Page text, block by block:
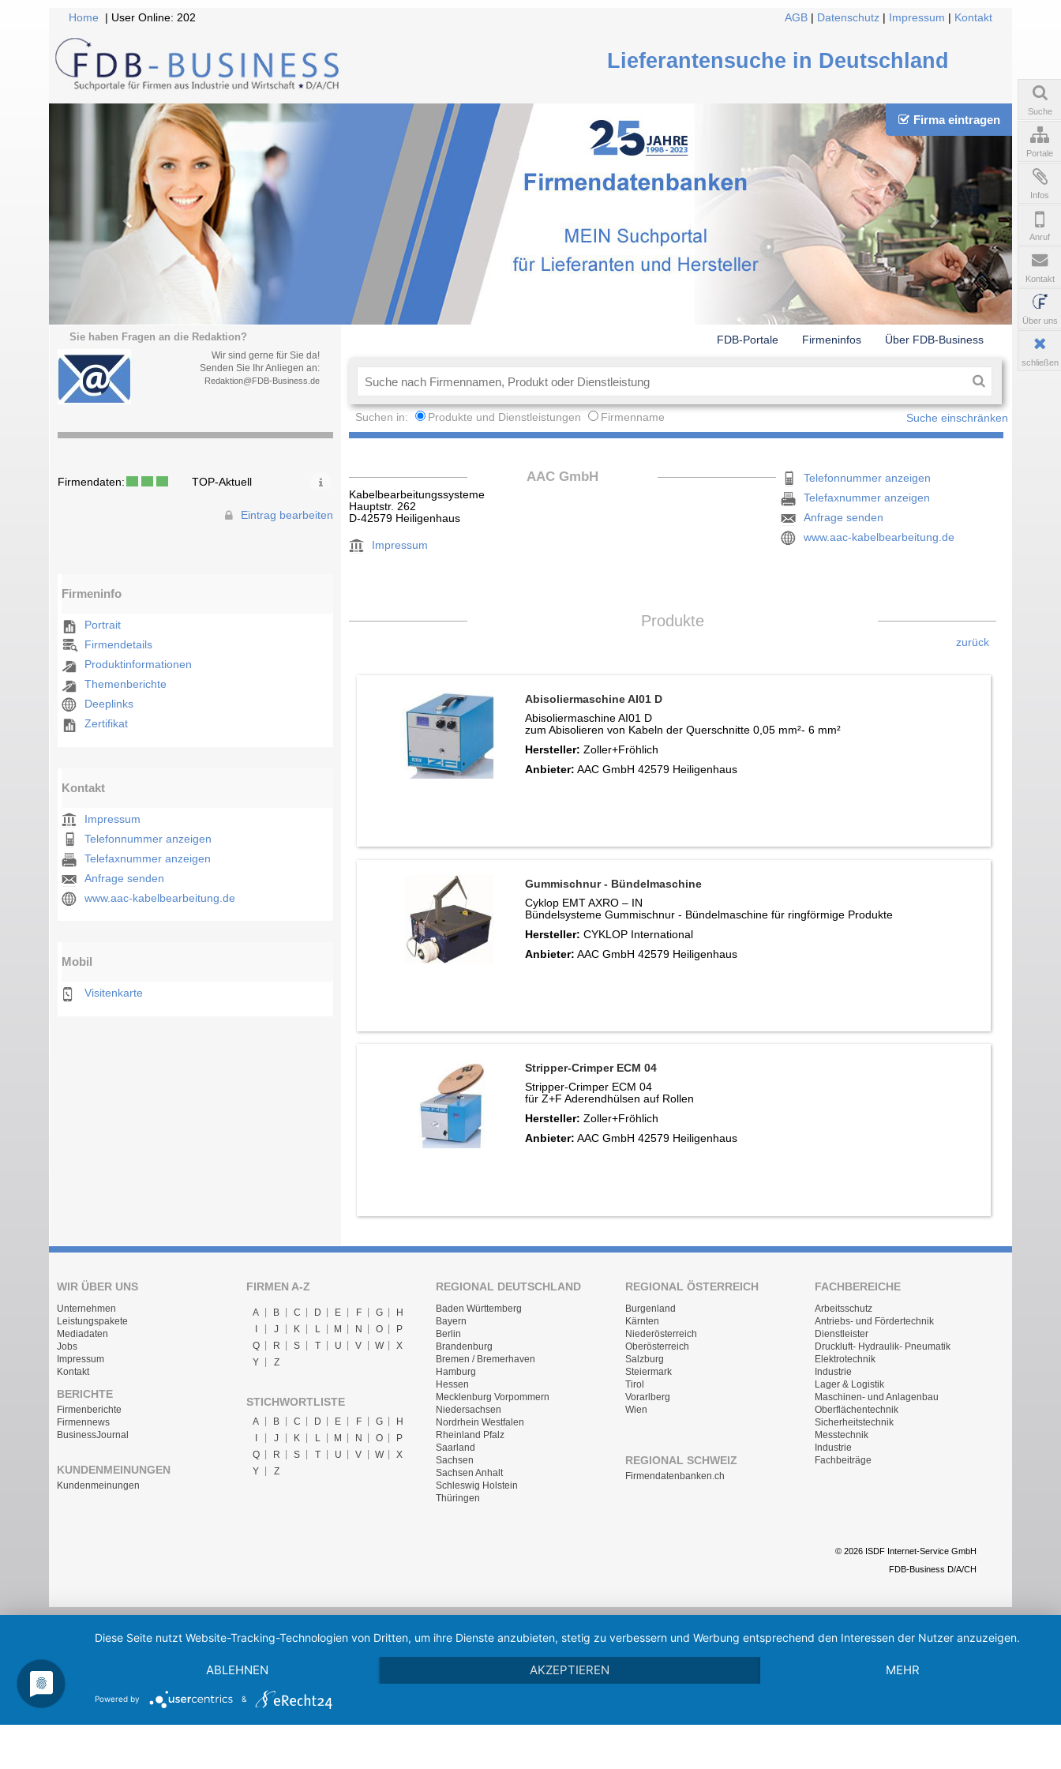
Home | User Online: 202 AGB Datenschutz Impressum Kontakt
Lieferantensuche in Deutschland
Firma eintragen
Sie haben Fragen an die Redaktion?
Wir sind gerne für Sie da!
Senden Sie Ihr Anliegen an:
Redaktion@FDB-Business.de
FDB-Portale Firmeninfos Über FDB-Business
Suchen in: Produkte und Dienstleistungen Firmenname Suche einschränken
Firmendaten: TOP-Aktuell
Eintrag bearbeiten
Firmeninfo
Portrait
Firmendetails
Produktinformationen
Themenberichte
Deeplinks
Zertifikat
Kontakt
Impressum
Telefonnummer anzeigen
Telefaxnummer anzeigen
Anfrage senden
www.aac-kabelbearbeitung.de
Mobil
Visitenkarte
AAC GmbH
Kabelbearbeitungssysteme
Hauptstr. 262
D-42579 Heiligenhaus
Impressum
Telefonnummer anzeigen
Telefaxnummer anzeigen
Anfrage senden
www.aac-kabelbearbeitung.de
Produkte
zurück
Abisoliermaschine AI01 D
Abisoliermaschine AI01 D
zum Abisolieren von Kabeln der Querschnitte 0,05 mm²- 6 mm²
Hersteller: Zoller+Fröhlich
Anbieter: AAC GmbH 42579 Heiligenhaus
Gummischnur - Bündelmaschine
Cyklop EMT AXRO – IN
​Bündelsysteme Gummischnur - Bündelmaschine für ringförmige Produkte
Hersteller: CYKLOP International
Anbieter: AAC GmbH 42579 Heiligenhaus
Stripper-Crimper ECM 04
Stripper-Crimper ECM 04
für Z+F Aderendhülsen auf Rollen
Hersteller: Zoller+Fröhlich
Anbieter: AAC GmbH 42579 Heiligenhaus
WIR ÜBER UNS
Unternehmen
Leistungspakete
Mediadaten
Jobs
Impressum
Kontakt
BERICHTE
Firmenberichte
Firmennews
BusinessJournal
KUNDENMEINUNGEN
Kundenmeinungen
FIRMEN A-Z
A B C D E F G
H
I
J K L M N O
P
Q
R S T U V W
X
Y
Z
STICHWORTLISTE
A B C D E F G
H
J K L M N O
P
Q
R S T U V W
X
Y
Z
REGIONAL DEUTSCHLAND
Baden Württemberg
Bayern
Berlin
Brandenburg
Bremen / Bremerhaven
Hamburg
Hessen
Mecklenburg Vorpommern
Niedersachsen
Nordrhein Westfalen
Rheinland Pfalz
Saarland
Sachsen
Sachsen Anhalt
Schleswig Holstein
Thüringen
REGIONAL ÖSTERREICH
Burgenland
Kärnten
Niederösterreich
Oberösterreich
Salzburg
Steiermark
Tirol
Vorarlberg
Wien
REGIONAL SCHWEIZ
Firmendatenbanken.ch
FACHBEREICHE
Arbeitsschutz
Antriebs- und Fördertechnik
Dienstleister
Druckluft- Hydraulik- Pneumatik
Elektrotechnik
Industrie
Lager & Logistik
Maschinen- und Anlagenbau
Oberflächentechnik
Sicherheitstechnik
Messtechnik
Industrie
Fachbeiträge
© 2026 ISDF Internet-Service GmbH
FDB-Business D/A/CH
Suche
Portale
Infos
Anruf
Kontakt
Über uns
schließen
Diese Seite nutzt Website-Tracking-Technologien von Dritten, um ihre Dienste anzubieten, stetig zu verbessern und Werbung entsprechend den Interessen der Nutzer anzuzeigen.
ABLEHNEN AKZEPTIEREN MEHR
Powered by &